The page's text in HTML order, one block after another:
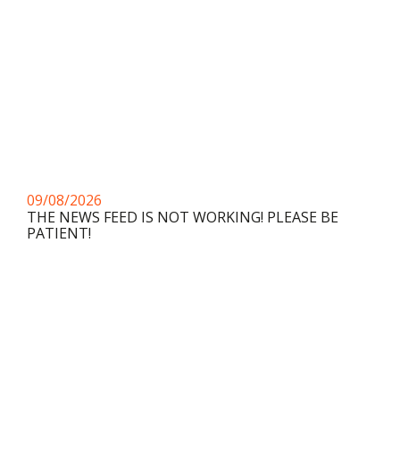
09/08/2026
THE NEWS FEED IS NOT WORKING! PLEASE BE
PATIENT!